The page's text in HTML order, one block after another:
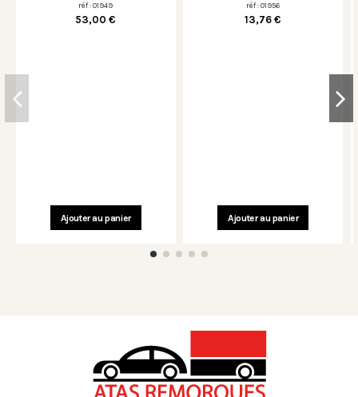
réf : 01949
53,00 €
Ajouter au panier
réf : 01956
13,76 €
Ajouter au panier